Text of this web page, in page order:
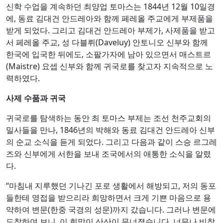
신학 수업을 계속하던 최양업 토마스는 1844년 12월 10일경
에, 동료 김대건 안드레아와 함께 페레올 주교에게 부제품을
받게 되었다. 그리고 김대건 안드레아 부제가, 사제품을 받고
서 페레올 주교, 성 다블뤼(Daveluy) 안토니오 신부와 함께
한국에 입국한 뒤에도, 소팔가자에 남아 있으면서 매스트르
(Maistre) 요셉 신부와 함께 귀국로를 찾고자 지속적으로 노
력하였다.
사제 수품과 귀국
귀국로를 탐색하는 동안 최 토마스 부제는 조선 천주교회의
밀사들을 만나, 1846년의 박해와 동료 김대건 안드레아 신부
의 순교 소식을 듣게 되었다. 그리고 다음과 같이 스승 르그레
즈와 신부에게 서한을 보내 조국에서의 애통한 소식을 알렸
다.
“마침내 지루했던 기나긴 포로 생활에서 해방되고, 저의 동포
들한테 영접을 받으리라 희망하면서 크게 기쁜 마음으로 용
약하여 변문(한중 국경의 성문)까지 갔습니다. 그러나 변문에